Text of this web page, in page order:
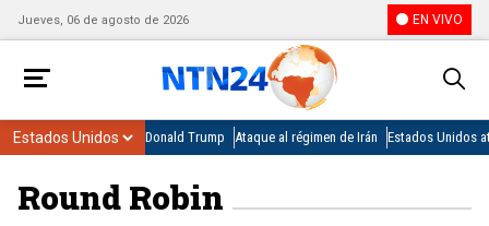
Jueves, 06 de agosto de 2026 EN VIVO
Donald Trump Ataque al régimen de Irán Estados Unidos
Round Robin